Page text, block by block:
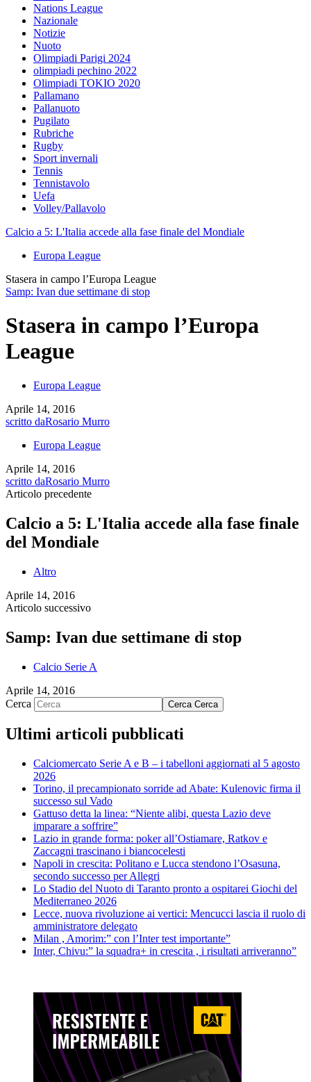
Nations League
Nazionale
Notizie
Nuoto
Olimpiadi Parigi 2024
olimpiadi pechino 2022
Olimpiadi TOKIO 2020
Pallamano
Pallanuoto
Pugilato
Rubriche
Rugby
Sport invernali
Tennis
Tennistavolo
Uefa
Volley/Pallavolo
Calcio a 5: L'Italia accede alla fase finale del Mondiale
Europa League
Stasera in campo l’Europa League
Samp: Ivan due settimane di stop
Stasera in campo l’Europa
League
Europa League
Aprile 14, 2016
scritto daRosario Murro
Europa League
Aprile 14, 2016
scritto daRosario Murro
Articolo precedente
Calcio a 5: L'Italia accede alla fase finale
del Mondiale
Altro
Aprile 14, 2016
Articolo successivo
Samp: Ivan due settimane di stop
Calcio Serie A
Aprile 14, 2016
Cerca
Cerca Cerca
Ultimi articoli pubblicati
Calciomercato Serie A e B – i tabelloni aggiornati al 5 agosto
2026
Torino, il precampionato sorride ad Abate: Kulenovic firma il
successo sul Vado
Gattuso detta la linea: “Niente alibi, questa Lazio deve
imparare a soffrire”
Lazio in grande forma: poker all’Ostiamare, Ratkov e
Zaccagni trascinano i biancocelesti
Napoli in crescita: Politano e Lucca stendono l’Osasuna,
secondo successo per Allegri
Lo Stadio del Nuoto di Taranto pronto a ospitarei Giochi del
Mediterraneo 2026
Lecce, nuova rivoluzione ai vertici: Mencucci lascia il ruolo di
amministratore delegato
Milan , Amorim:” con l’Inter test importante”
Inter, Chivu:” la squadra+ in crescita , i risultati arriveranno”